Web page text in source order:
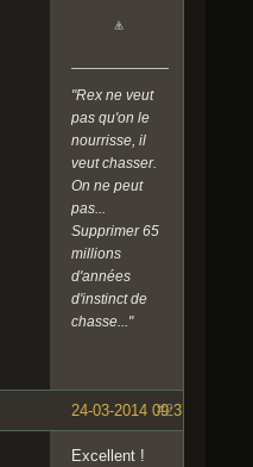
"Rex ne veut
pas qu'on le
nourrisse, il
veut chasser.
On ne peut
pas...
Supprimer 65
millions
d'années
d'instinct de
chasse..."
#2
24-03-2014 09:37:21
Excellent !